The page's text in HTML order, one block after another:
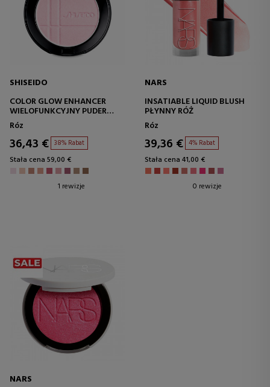
SHISEIDO
COLOR GLOW ENHANCER
WIELOFUNKCYJNY PUDER
KOMPAKTOWY
Róz
36,43 € 38% Rabat
Stała cena 59,00 €
1 rewizje
NARS
INSATIABLE LIQUID BLUSH
PŁYNNY RÓŻ
Róz
39,36 € 4% Rabat
Stała cena 41,00 €
0 rewizje
NARS